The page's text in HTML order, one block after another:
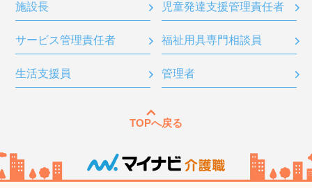
施設長 児童発達支援管理責任者
サービス管理責任者 福祉用具専門相談員
生活支援員 管理者
TOPへ戻る